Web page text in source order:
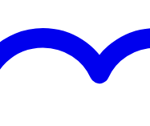
867.00 ₽